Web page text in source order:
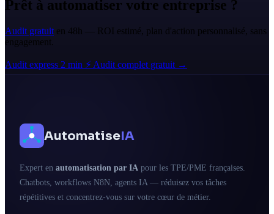
Prêt à automatiser votre entreprise ?
Audit gratuit en 48h — ROI estimé, plan d'action personnalisé, sans
engagement.
Audit express 2 min ⚡ Audit complet gratuit →
AutomatiseIA
Expert en automatisation par IA pour les TPE/PME françaises.
Chatbots, workflows N8N, agents IA — réduisez vos tâches
répétitives et concentrez-vous sur votre cœur de métier.